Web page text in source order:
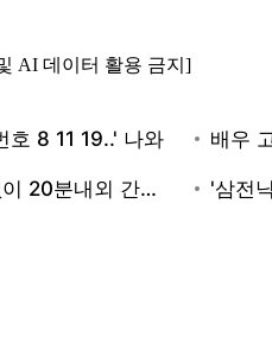
AI 데이터 활용 금지]